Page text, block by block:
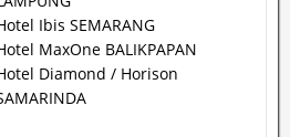
Ibis SEMARANG
MaxOne BALIKPAPAN
Diamond / Horison